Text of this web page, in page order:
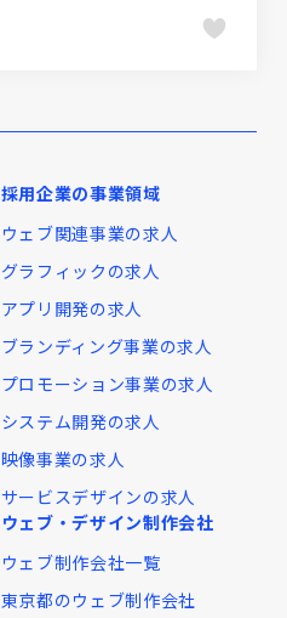
採用企業の事業領域
ウェブ関連事業の求人
グラフィックの求人
アプリ開発の求人
ブランディング事業の求人
プロモーション事業の求人
システム開発の求人
映像事業の求人
サービスデザインの求人
ウェブ・デザイン制作会社
ウェブ制作会社一覧
東京都のウェブ制作会社